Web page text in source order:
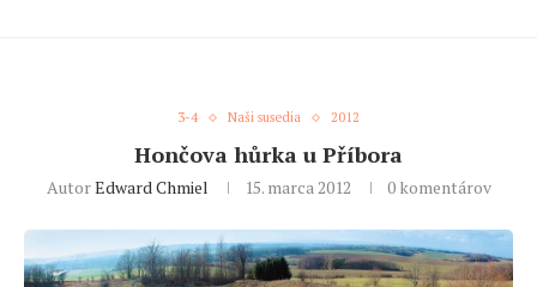
3-4 Naši susedia 2012
Hončova hůrka u Příbora
AutorEdward Chmiel 15. marca 2012 0 komentárov